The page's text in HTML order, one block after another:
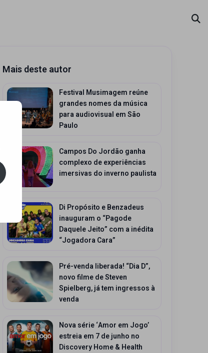
Mais deste autor
Festival Musimagem reúne
grandes nomes da música
para audiovisual em São
Paulo
Campos Do Jordão ganha
complexo de experiências
imersivas do inverno paulista
Di Propósito e Benzadeus
inauguram o “Pagode
Daquele Jeito” com a inédita
“Jogadora Cara”
Pré-venda liberada! “Dia D”,
novo filme de Steven
Spielberg, já tem ingressos à
venda
Nova série ‘Amor em Jogo’
estreia em 7 de junho no
Discovery Home & Health